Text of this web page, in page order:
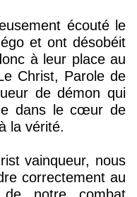
écouté le
et ont désobéit
à leur place au
Christ, Parole de
de démon qui
dans le cœur de
la vérité.
vainqueur, nous
correctement au